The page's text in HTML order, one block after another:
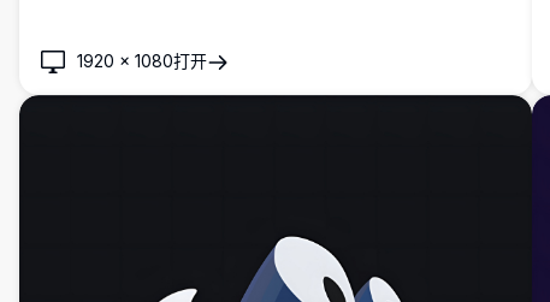
1920 × 1080打开